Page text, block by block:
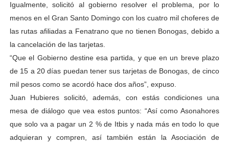
Igualmente, solicitó al gobierno resolver el problema, por lo
menos en el Gran Santo Domingo con los cuatro mil choferes de
las rutas afiliadas a Fenatrano que no tienen Bonogas, debido a
la cancelación de las tarjetas.
“Que el Gobierno destine esa partida, y que en un breve plazo
de 15 a 20 días puedan tener sus tarjetas de Bonogas, de cinco
mil pesos como se acordó hace dos años”, expuso.
Juan Hubieres solicitó, además, con estás condiciones una
mesa de diálogo que vea estos puntos: “Así como Asonahores
que solo va a pagar un 2 % de Itbis y nada más en todo lo que
adquieran y compren, así también están la Asociación de